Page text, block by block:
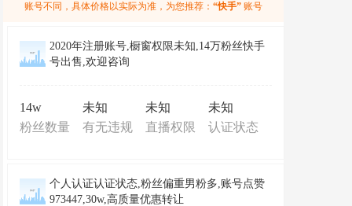
账号不同，具体价格以实际为准，为您推荐： “快手” 账号
2020年注册账号,橱窗权限未知,14万粉丝快手
号出售,欢迎咨询
14w 未知 未知
未知
粉丝数量
有无违规 直播权限 认证状态
个人认证认证状态,粉丝偏重男粉多,账号点赞
973447,30w,高质量优惠转让